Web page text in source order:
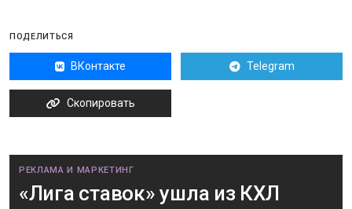
ПОДЕЛИТЬСЯ
ВКонтакте Telegram
Скопировать
РЕКЛАМА И МАРКЕТИНГ
«Лига ставок» ушла из КХЛ